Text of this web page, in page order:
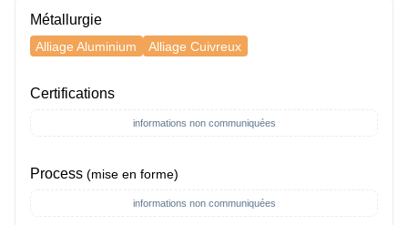
Métallurgie
Alliage Aluminium Alliage Cuivreux
Certifications
informations non communiquées
Process (mise en forme)
informations non communiquées